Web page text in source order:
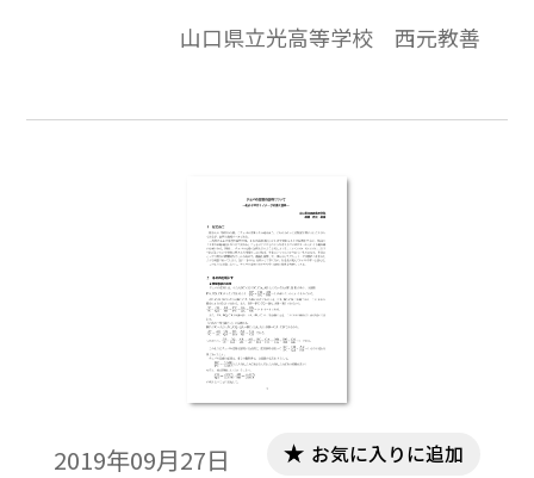
さがいくらであるかが気にかかる。そこで
径（RAとする）を、半角の公式を利用して
式エディタ」で作成されています。ワード文
書で数式を正しく表示するためには、
「Tosho数式エディタ」が導入されているこ
とが必要です。会員向け無償ダウンロードは
山口県立光高等学校 西元教善
2019年09月27日 お気に入りに追加